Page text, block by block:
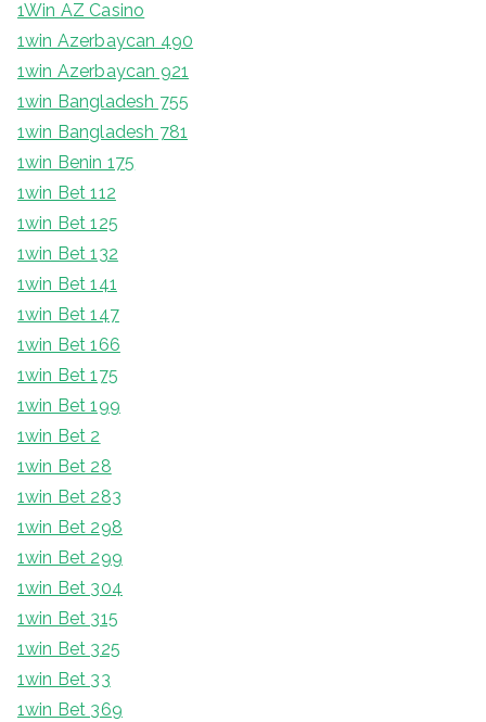
1Win AZ Casino
1win Azerbaycan 490
1win Azerbaycan 921
1win Bangladesh 755
1win Bangladesh 781
1win Benin 175
1win Bet 112
1win Bet 125
1win Bet 132
1win Bet 141
1win Bet 147
1win Bet 166
1win Bet 175
1win Bet 199
1win Bet 2
1win Bet 28
1win Bet 283
1win Bet 298
1win Bet 299
1win Bet 304
1win Bet 315
1win Bet 325
1win Bet 33
1win Bet 369